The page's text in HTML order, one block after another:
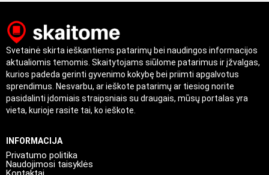
Svetainė skirta ieškantiems patarimų bei naudingos informacijos
aktualiomis temomis. Skaitytojams siūlome patarimus ir įžvalgas,
kurios padeda gerinti gyvenimo kokybę bei priimti apgalvotus
sprendimus. Nesvarbu, ar ieškote patarimų ar tiesiog norite
pasidalinti įdomiais straipsniais su draugais, mūsų portalas yra
vieta, kurioje rasite tai, ko ieškote.
INFORMACIJA
Privatumo politika
Naudojimosi taisyklės